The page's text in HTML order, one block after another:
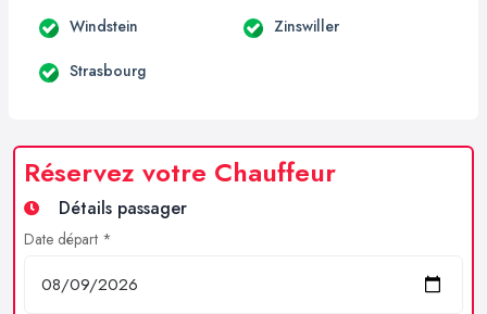
Windstein Zinswiller
Strasbourg
Réservez votre Chauffeur
Détails passager
Date départ *